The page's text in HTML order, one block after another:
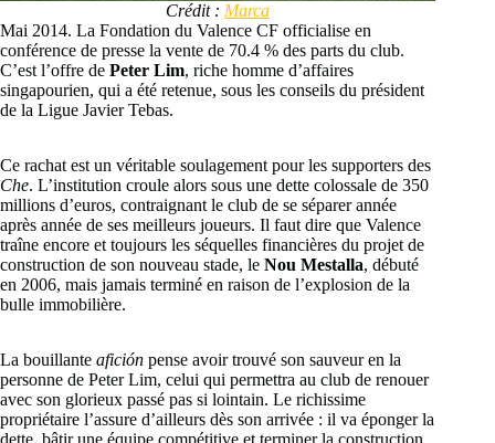
Crédit : Marca
Mai 2014. La Fondation du Valence CF officialise en
conférence de presse la vente de 70.4 % des parts du club.
C’est l’offre de Peter Lim, riche homme d’affaires
singapourien, qui a été retenue, sous les conseils du président
de la Ligue Javier Tebas.
Ce rachat est un véritable soulagement pour les supporters des
Che. L’institution croule alors sous une dette colossale de 350
millions d’euros, contraignant le club de se séparer année
après année de ses meilleurs joueurs. Il faut dire que Valence
traîne encore et toujours les séquelles financières du projet de
construction de son nouveau stade, le Nou Mestalla, débuté
en 2006, mais jamais terminé en raison de l’explosion de la
bulle immobilière.
La bouillante afición pense avoir trouvé son sauveur en la
personne de Peter Lim, celui qui permettra au club de renouer
avec son glorieux passé pas si lointain. Le richissime
propriétaire l’assure d’ailleurs dès son arrivée : il va éponger la
dette, bâtir une équipe compétitive et terminer la construction